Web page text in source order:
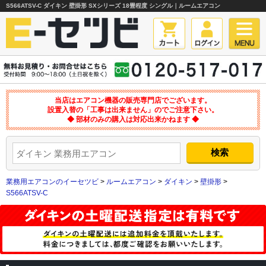
S566ATSV-C ダイキン 壁掛形 SXシリーズ 18畳程度 シングル｜ルームエアコン
当店はエアコン機器の販売専門店でございます。
設置入替の「工事は出来ません」のでご注意下さい。
◆ 部材のみの購入は対応出来かねます ◆
業務用エアコンのイーセツビ > ルームエアコン > ダイキン > 壁掛形 >
S566ATSV-C